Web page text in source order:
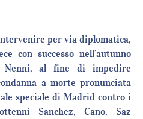
per via diplomatica,
con successo nell’autunno
Nenni, al fine di impedire
a morte pronunciata
speciale di Madrid contro i
Sanchez, Cano, Saz